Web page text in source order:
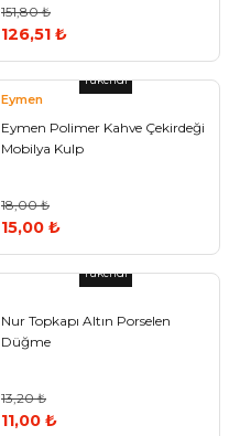
151,80 ₺
126,51 ₺
Tükendi
Eymen
Eymen Polimer Kahve Çekirdeği
Mobilya Kulp
18,00 ₺
15,00 ₺
Tükendi
Nur Topkapı Altın Porselen
Düğme
13,20 ₺
11,00 ₺